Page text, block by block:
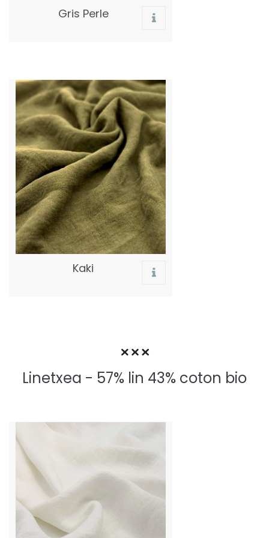
Gris Perle
Kaki
Linetxea - 57% lin 43% coton bio